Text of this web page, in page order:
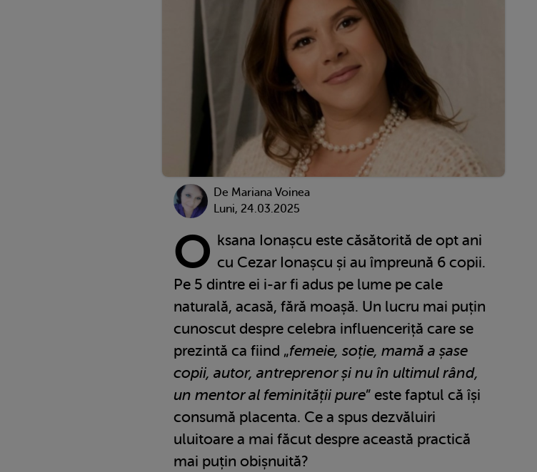
De Mariana Voinea
Luni, 24.03.2025
O ksana Ionașcu este căsătorită de opt ani
cu Cezar Ionașcu și au împreună 6 copii.
Pe 5 dintre ei i-ar fi adus pe lume pe cale
naturală, acasă, fără moașă. Un lucru mai puțin
cunoscut despre celebra influenceriță care se
prezintă ca fiind „femeie, soție, mamă a șase
copii, autor, antreprenor și nu în ultimul rând,
un mentor al feminității pure” este faptul că își
consumă placenta. Ce a spus dezvăluiri
uluitoare a mai făcut despre această practică
mai puțin obișnuită?